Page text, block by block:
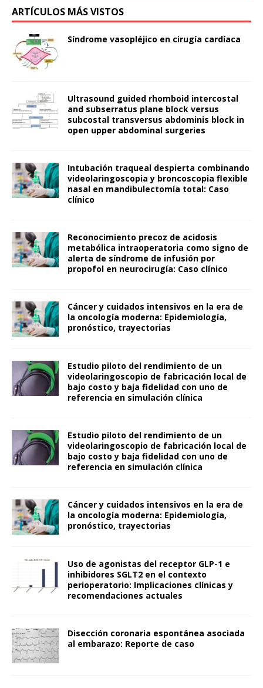
ARTÍCULOS MÁS VISTOS
Síndrome vasopléjico en cirugía cardíaca
Ultrasound guided rhomboid intercostal
and subserratus plane block versus
subcostal transversus abdominis block in
open upper abdominal surgeries
Intubación traqueal despierta combinando
videolaringoscopia y broncoscopia flexible
nasal en mandibulectomía total: Caso
clínico
Reconocimiento precoz de acidosis
metabólica intraoperatoria como signo de
alerta de síndrome de infusión por
propofol en neurocirugía: Caso clínico
Cáncer y cuidados intensivos en la era de
la oncología moderna: Epidemiología,
pronóstico, trayectorias
Estudio piloto del rendimiento de un
videolaringoscopio de fabricación local de
bajo costo y baja fidelidad con uno de
referencia en simulación clínica
Estudio piloto del rendimiento de un
videolaringoscopio de fabricación local de
bajo costo y baja fidelidad con uno de
referencia en simulación clínica
Cáncer y cuidados intensivos en la era de
la oncología moderna: Epidemiología,
pronóstico, trayectorias
Uso de agonistas del receptor GLP-1 e
inhibidores SGLT2 en el contexto
perioperatorio: Implicaciones clínicas y
recomendaciones actuales
Disección coronaria espontánea asociada
al embarazo: Reporte de caso